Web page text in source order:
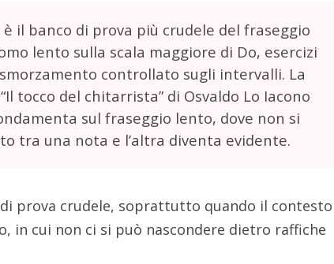
il banco di prova più crudele del fraseggio
lento sulla scala maggiore di Do, esercizi
controllato sugli intervalli. La
tocco del chitarrista” di Osvaldo Lo Iacono
sul fraseggio lento, dove non si
tra una nota e l’altra diventa evidente.
prova crudele, soprattutto quando il contesto
in cui non ci si può nascondere dietro raffiche